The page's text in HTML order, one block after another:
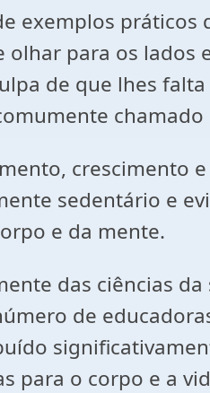
exemplos práticos
para os lados
de que lhes
chamado
crescimento
sedentário e
e da mente.
das ciências
de
para o corpo e a